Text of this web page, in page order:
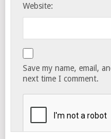
Website:
Save my name, email,
next time I comment.